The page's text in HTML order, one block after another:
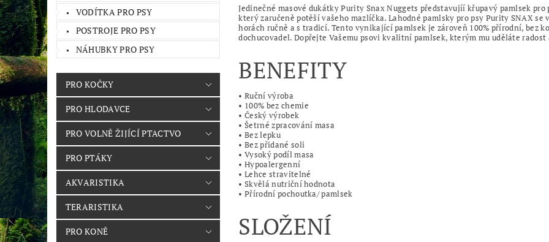
VODÍTKA PRO PSY
POSTROJE PRO PSY
NÁHUBKY PRO PSY
PRO KOČKY
PRO HLODAVCE
PRO VOLNĚ ŽIJÍCÍ PTACTVO
PRO PTÁKY
AKVARISTIKA
TERARISTIKA
PRO KONĚ
Jedinečné masové dukátky Purity Snax Nuggets představujíí křupavý pamlsek
který zaručeně potěší vašeho mazlíčka. Lahodné pamlsky pro psy Purity SNAX se
horách ručně a s tradicí. Tento vynikající pamlsek je zároveň 100% přírodní, bez
dochucovadel. Dopřejte Vašemu psovi kvalitní pamlsek, kterým mu uděláte radost
BENEFITY
• Ruční výroba
• 100% bez chemie
• Český výrobek
• Šetrné zpracování masa
• Bez lepku
• Bez přidané soli
• Vysoký podíl masa
• Hypoalergenní
• Lehce stravitelné
• Skvělá nutriční hodnota
• Přírodní pochoutka/ pamlsek
SLOŽENÍ